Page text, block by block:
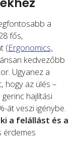
a
fős,
(Ergonomics,
kedvezőbb
Ugyanez a
hogy az ülés –
hajlítási
át veszi igénybe.
a felállást és a
érdemes